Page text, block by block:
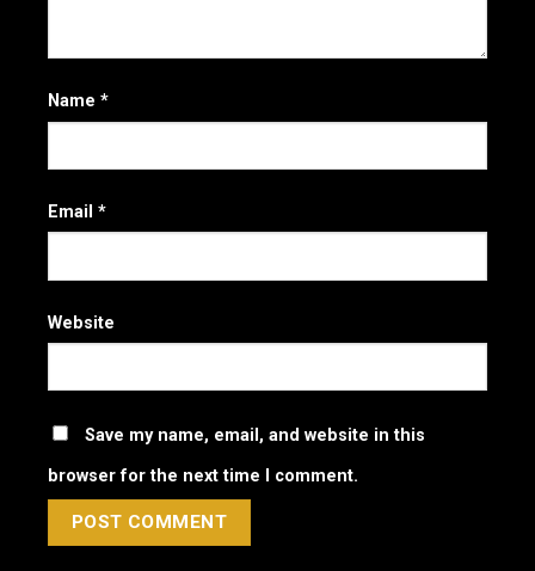
Name *
Email *
Website
Save my name, email, and website in this
browser for the next time I comment.